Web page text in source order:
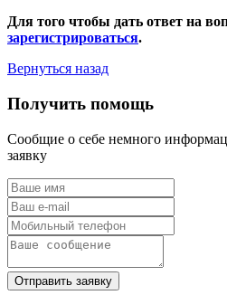
Для того чтобы дать ответ на
зарегистрироваться.
Вернуться назад
Получить помощь
Сообщие о себе немного
заявку
Отправить заявку